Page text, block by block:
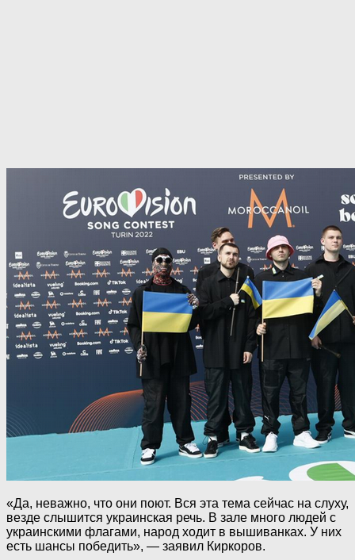
«Да, неважно, что они поют. Вся эта тема сейчас на слуху,
везде слышится украинская речь. В зале много людей с
украинскими флагами, народ ходит в вышиванках. У них
есть шансы победить», — заявил Киркоров.